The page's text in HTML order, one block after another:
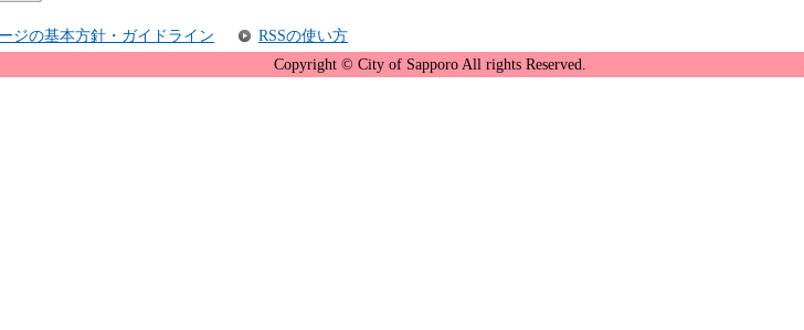
ジの基本方針・ガイドライン
RSSの使い方
Copyright © City of Sapporo All rights Reserved.